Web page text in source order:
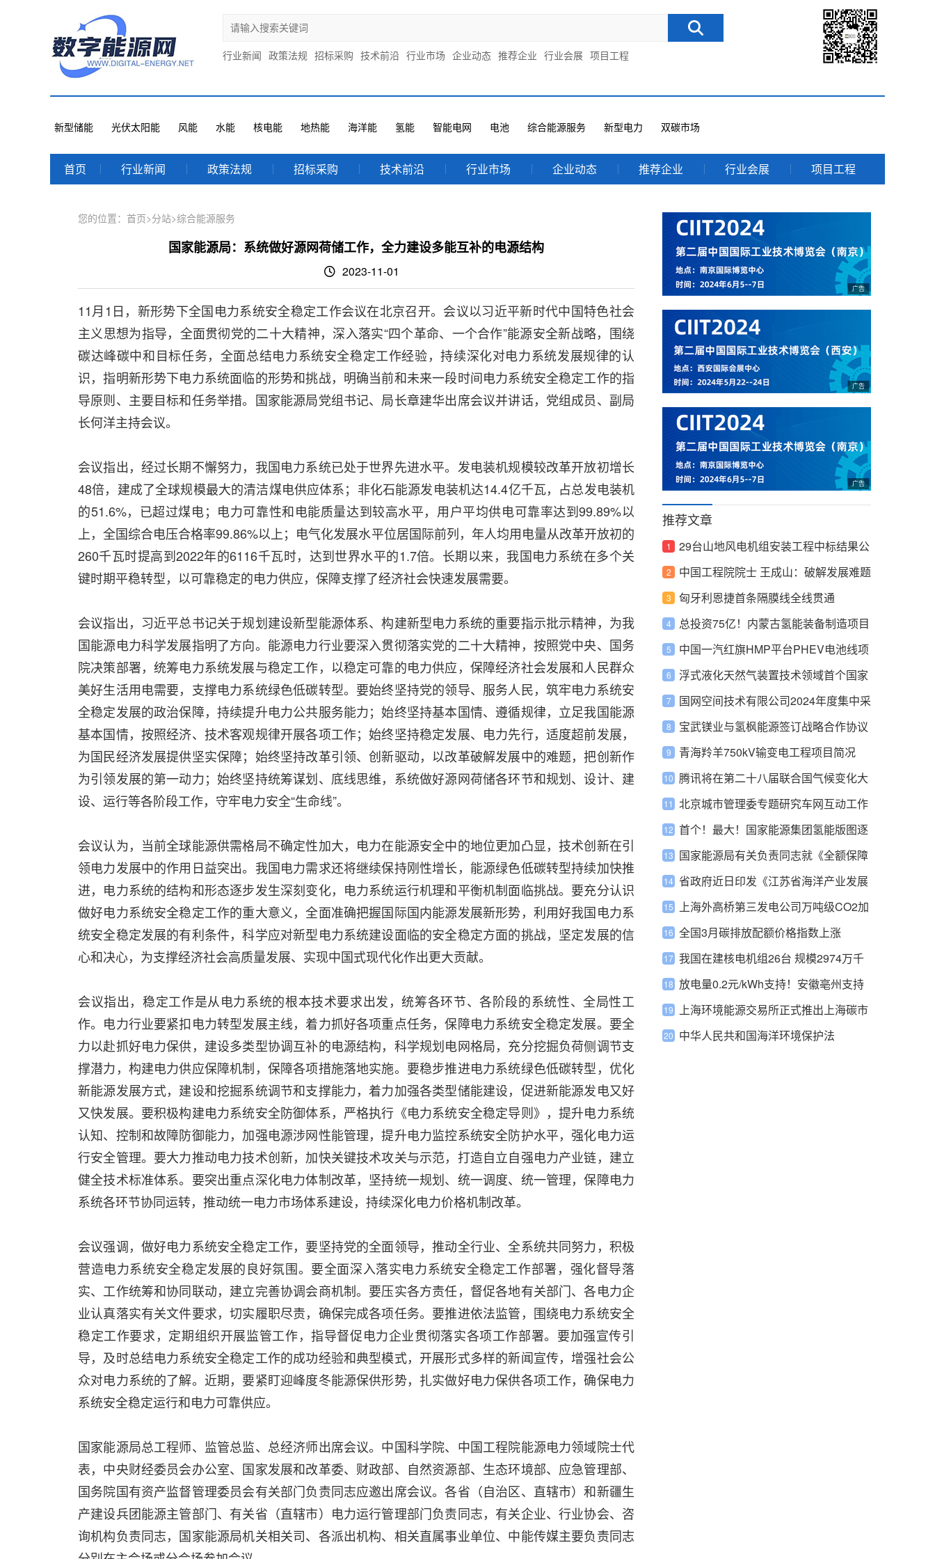
行业新闻 政策法规 招标采购 技术前沿 行业市场 企业动态 推荐企业 行业会展 项目工程
新型储能 光伏太阳能 风能 水能 核电能 地热能 海洋能 氢能 智能电网 电池 综合能源服务 新型电力 双碳市场
首页 行业新闻 政策法规 招标采购 技术前沿 行业市场 企业动态 推荐企业 行业会展 项目工程
您的位置： 首页>分站>综合能源服务
国家能源局：系统做好源网荷储工作，全力建设多能互补的电源结构
2023-11-01
11月1日，新形势下全国电力系统安全稳定工作会议在北京召开。会议以习近平新时代中国特色社会
主义思想为指导，全面贯彻党的二十大精神，深入落实“四个革命、一个合作”能源安全新战略，围绕
碳达峰碳中和目标任务，全面总结电力系统安全稳定工作经验，持续深化对电力系统发展规律的认
识，指明新形势下电力系统面临的形势和挑战，明确当前和未来一段时间电力系统安全稳定工作的指
导原则、主要目标和任务举措。国家能源局党组书记、局长章建华出席会议并讲话，党组成员、副局
长何洋主持会议。
会议指出，经过长期不懈努力，我国电力系统已处于世界先进水平。发电装机规模较改革开放初增长
48倍，建成了全球规模最大的清洁煤电供应体系；非化石能源发电装机达14.4亿千瓦，占总发电装机
的51.6%，已超过煤电；电力可靠性和电能质量达到较高水平，用户平均供电可靠率达到99.89%以
上，全国综合电压合格率99.86%以上；电气化发展水平位居国际前列，年人均用电量从改革开放初的
260千瓦时提高到2022年的6116千瓦时，达到世界水平的1.7倍。长期以来，我国电力系统在多个关
键时期平稳转型，以可靠稳定的电力供应，保障支撑了经济社会快速发展需要。
会议指出，习近平总书记关于规划建设新型能源体系、构建新型电力系统的重要指示批示精神，为我
国能源电力科学发展指明了方向。能源电力行业要深入贯彻落实党的二十大精神，按照党中央、国务
院决策部署，统筹电力系统发展与稳定工作，以稳定可靠的电力供应，保障经济社会发展和人民群众
美好生活用电需要，支撑电力系统绿色低碳转型。要始终坚持党的领导、服务人民，筑牢电力系统安
全稳定发展的政治保障，持续提升电力公共服务能力；始终坚持基本国情、遵循规律，立足我国能源
基本国情，按照经济、技术客观规律开展各项工作；始终坚持稳定发展、电力先行，适度超前发展，
为国民经济发展提供坚实保障；始终坚持改革引领、创新驱动，以改革破解发展中的难题，把创新作
为引领发展的第一动力；始终坚持统筹谋划、底线思维，系统做好源网荷储各环节和规划、设计、建
设、运行等各阶段工作，守牢电力安全“生命线”。
会议认为，当前全球能源供需格局不确定性加大，电力在能源安全中的地位更加凸显，技术创新在引
领电力发展中的作用日益突出。我国电力需求还将继续保持刚性增长，能源绿色低碳转型持续加快推
进，电力系统的结构和形态逐步发生深刻变化，电力系统运行机理和平衡机制面临挑战。要充分认识
做好电力系统安全稳定工作的重大意义，全面准确把握国际国内能源发展新形势，利用好我国电力系
统安全稳定发展的有利条件，科学应对新型电力系统建设面临的安全稳定方面的挑战，坚定发展的信
心和决心，为支撑经济社会高质量发展、实现中国式现代化作出更大贡献。
会议指出，稳定工作是从电力系统的根本技术要求出发，统筹各环节、各阶段的系统性、全局性工
作。电力行业要紧扣电力转型发展主线，着力抓好各项重点任务，保障电力系统安全稳定发展。要全
力以赴抓好电力保供，建设多类型协调互补的电源结构，科学规划电网格局，充分挖掘负荷侧调节支
撑潜力，构建电力供应保障机制，保障各项措施落地实施。要稳步推进电力系统绿色低碳转型，优化
新能源发展方式，建设和挖掘系统调节和支撑能力，着力加强各类型储能建设，促进新能源发电又好
又快发展。要积极构建电力系统安全防御体系，严格执行《电力系统安全稳定导则》，提升电力系统
认知、控制和故障防御能力，加强电源涉网性能管理，提升电力监控系统安全防护水平，强化电力运
行安全管理。要大力推动电力技术创新，加快关键技术攻关与示范，打造自立自强电力产业链，建立
健全技术标准体系。要突出重点深化电力体制改革，坚持统一规划、统一调度、统一管理，保障电力
系统各环节协同运转，推动统一电力市场体系建设，持续深化电力价格机制改革。
会议强调，做好电力系统安全稳定工作，要坚持党的全面领导，推动全行业、全系统共同努力，积极
营造电力系统安全稳定发展的良好氛围。要全面深入落实电力系统安全稳定工作部署，强化督导落
实、工作统筹和协同联动，建立完善协调会商机制。要压实各方责任，督促各地有关部门、各电力企
业认真落实有关文件要求，切实履职尽责，确保完成各项任务。要推进依法监管，围绕电力系统安全
稳定工作要求，定期组织开展监管工作，指导督促电力企业贯彻落实各项工作部署。要加强宣传引
导，及时总结电力系统安全稳定工作的成功经验和典型模式，开展形式多样的新闻宣传，增强社会公
众对电力系统的了解。近期，要紧盯迎峰度冬能源保供形势，扎实做好电力保供各项工作，确保电力
系统安全稳定运行和电力可靠供应。
国家能源局总工程师、监管总监、总经济师出席会议。中国科学院、中国工程院能源电力领域院士代
表，中央财经委员会办公室、国家发展和改革委、财政部、自然资源部、生态环境部、应急管理部、
国务院国有资产监督管理委员会有关部门负责同志应邀出席会议。各省（自治区、直辖市）和新疆生
产建设兵团能源主管部门、有关省（直辖市）电力运行管理部门负责同志，有关企业、行业协会、咨
询机构负责同志，国家能源局机关相关司、各派出机构、相关直属事业单位、中能传媒主要负责同志
推荐文章
29台山地风电机组安装工程中标结果公
布！
中国工程院院士 王成山：破解发展难题
推动高质量新型配电网建设
匈牙利恩捷首条隔膜线全线贯通
总投资75亿！内蒙古氢能装备制造项目
获批
中国一汽红旗HMP平台PHEV电池线项
目招标
浮式液化天然气装置技术领域首个国家
标准正式批准发布
国网空间技术有限公司2024年度集中采
购批次安排
宝武镁业与氢枫能源签订战略合作协议
青海羚羊750kV输变电工程项目简况
腾讯将在第二十八届联合国气候变化大
会上发布低碳社群平台“碳LIVE”国际版
北京城市管理委专题研究车网互动工作
积极参与削峰填谷等
首个！最大！国家能源集团氢能版图逐
渐清晰
国家能源局有关负责同志就《全额保障
性收购可再生能源电量监管办法》答记
者问
省政府近日印发《江苏省海洋产业发展
行动方案》
上海外高桥第三发电公司万吨级CO2加
氢制甲醇项目招标
全国3月碳排放配额价格指数上涨
我国在建核电机组26台 规模2974万千
瓦，世界第一
放电量0.2元/kWh支持！安徽亳州支持
独立储能顶峰作用！
上海环境能源交易所正式推出上海碳市
场回购交易业务
中华人民共和国海洋环境保护法